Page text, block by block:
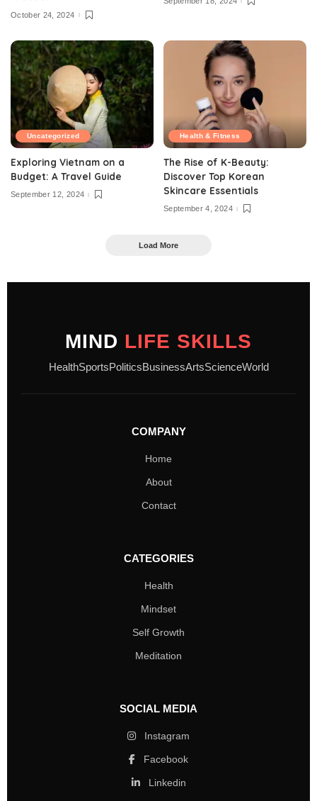
October 24, 2024
Uncategorized
Exploring Vietnam on a
Budget: A Travel Guide
September 12, 2024
Health & Fitness
The Rise of K-Beauty:
Discover Top Korean
Skincare Essentials
September 4, 2024
Load More
MIND LIFE SKILLS
HealthSportsPoliticsBusinessArtsScienceWorld
COMPANY
Home
About
Contact
CATEGORIES
Health
Mindset
Self Growth
Meditation
SOCIAL MEDIA
Instagram
Facebook
Linkedin